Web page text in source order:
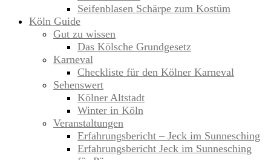
Seifenblasen Schärpe zum Kostüm
Köln Guide
Gut zu wissen
Das Kölsche Grundgesetz
Karneval
Checkliste für den Kölner Karneval
Sehenswert
Kölner Altstadt
Winter in Köln
Veranstaltungen
Erfahrungsbericht – Jeck im Sunnesching
Erfahrungsbericht Jeck im Sunnesching